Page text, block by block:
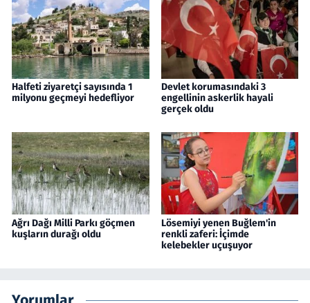
Halfeti ziyaretçi sayısında 1
milyonu geçmeyi hedefliyor
Devlet korumasındaki 3
engellinin askerlik hayali
gerçek oldu
Ağrı Dağı Milli Parkı göçmen
kuşların durağı oldu
Lösemiyi yenen Buğlem'in
renkli zaferi: İçimde
kelebekler uçuşuyor